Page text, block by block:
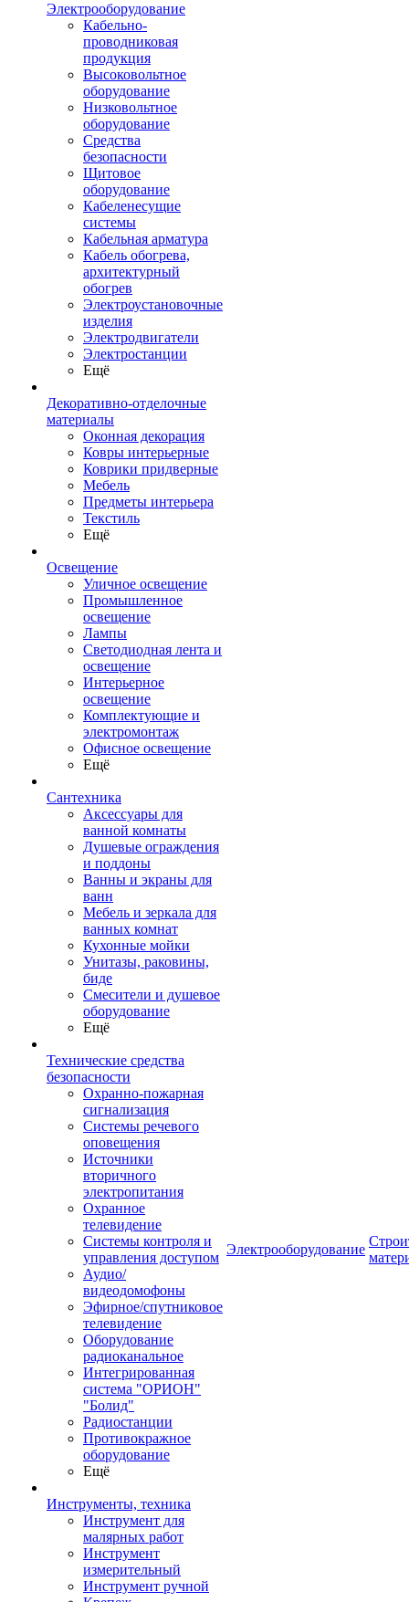
Электрооборудование
Кабельно-
проводниковая
продукция
Высоковольтное
оборудование
Низковольтное
оборудование
Средства
безопасности
Щитовое
оборудование
Кабеленесущие
системы
Кабельная арматура
Кабель обогрева,
архитектурный
обогрев
Электроустановочные
изделия
Электродвигатели
Электростанции
Ещё
Декоративно-отделочные
материалы
Оконная декорация
Ковры интерьерные
Коврики придверные
Мебель
Предметы интерьера
Текстиль
Ещё
Освещение
Уличное освещение
Промышленное
освещение
Лампы
Светодиодная лента и
освещение
Интерьерное
освещение
Комплектующие и
электромонтаж
Офисное освещение
Ещё
Сантехника
Аксессуары для
ванной комнаты
Душевые ограждения
и поддоны
Ванны и экраны для
ванн
Мебель и зеркала для
ванных комнат
Кухонные мойки
Унитазы, раковины,
биде
Смесители и душевое
оборудование
Ещё
Технические средства
безопасности
Охранно-пожарная
сигнализация
Системы речевого
оповещения
Источники
вторичного
электропитания
Охранное
телевидение
Системы контроля и
управления доступом
Аудио/
видеодомофоны
Эфирное/спутниковое
телевидение
Оборудование
радиоканальное
Интегрированная
система "ОРИОН"
"Болид"
Радиостанции
Противокражное
оборудование
Ещё
Инструменты, техника
Инструмент для
малярных работ
Инструмент
измерительный
Инструмент ручной
Электрооборудование